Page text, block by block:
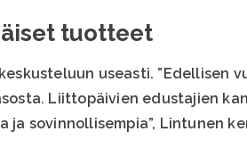
tuotteet
useasti. ”Edellisen
Liittopäivien edustajien
ja sovinnollisempia”, Lintunen